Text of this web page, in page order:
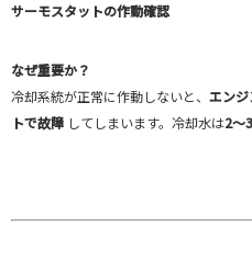
サーモスタットの作動確認
なぜ重要か？
冷却系統が正常に作動しないと、 エン
トで故障 してしまいます。冷却水は2～